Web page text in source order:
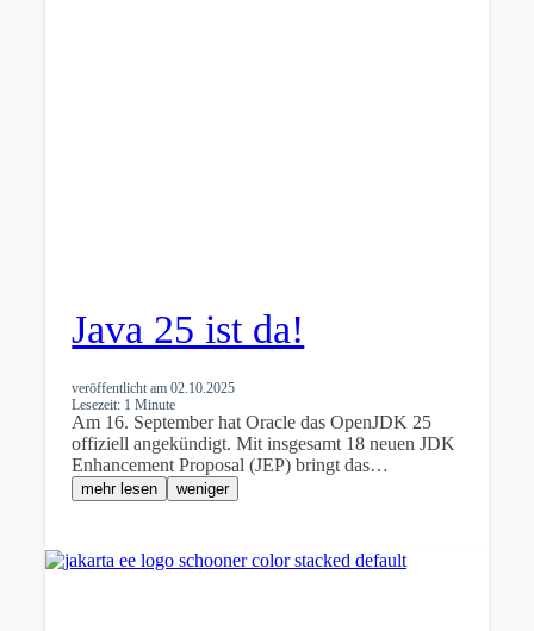
Java 25 ist da!
veröffentlicht am02.10.2025
Lesezeit: 1 Minute
Am 16. September hat Oracle das OpenJDK 25
offiziell angekündigt. Mit insgesamt 18 neuen JDK
Enhancement Proposal (JEP) bringt das…
mehr lesen weniger